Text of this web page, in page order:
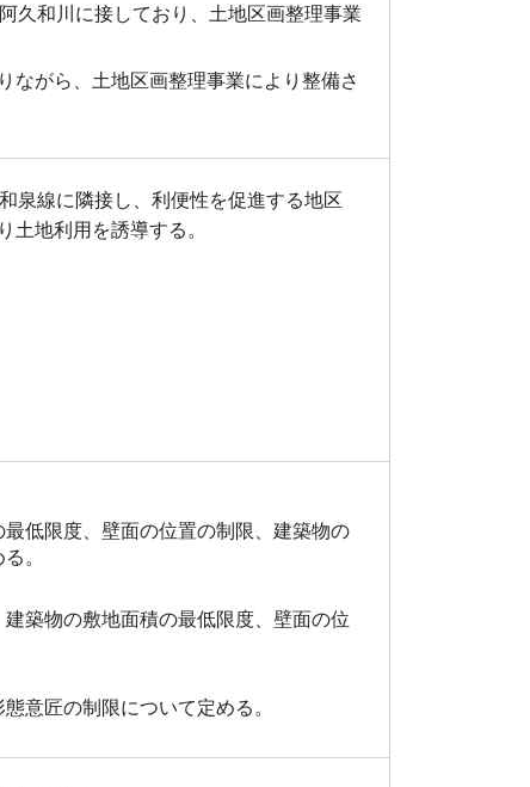
久和川に接しており、土地区画整理事業
ながら、土地区画整理事業により整備さ
泉線に隣接し、利便性を促進する地区
土地利用を誘導する。
低限度、壁面の位置の制限、建築物の
。
築物の敷地面積の最低限度、壁面の位
意匠の制限について定める。